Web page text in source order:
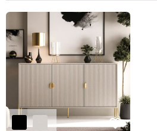
favorite_border